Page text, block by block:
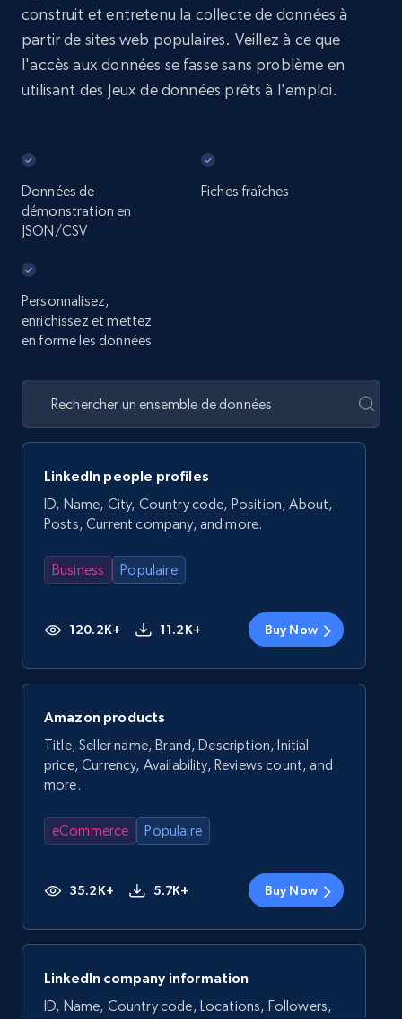
construit et entretenu la collecte de données à
partir de sites web populaires. Veillez à ce que
l'accès aux données se fasse sans problème en
utilisant des Jeux de données prêts à l'emploi.
Données de
démonstration en
JSON/CSV
Fiches fraîches
Personnalisez,
enrichissez et mettez
en forme les données
LinkedIn people profiles
ID, Name, City, Country code, Position, About,
Posts, Current company, and more.
Business Populaire
120.2K+ 11.2K+ Buy Now
Amazon products
Title, Seller name, Brand, Description, Initial
price, Currency, Availability, Reviews count, and
more.
eCommerce Populaire
35.2K+ 5.7K+ Buy Now
LinkedIn company information
ID, Name, Country code, Locations, Followers,